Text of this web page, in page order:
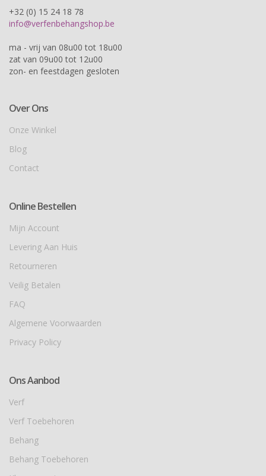
+32 (0) 15 24 18 78
info@verfenbehangshop.be
ma - vrij van 08u00 tot 18u00
zat van 09u00 tot 12u00
zon- en feestdagen gesloten
Over Ons
Onze Winkel
Blog
Contact
Online Bestellen
Mijn Account
Levering Aan Huis
Retourneren
Veilig Betalen
FAQ
Algemene Voorwaarden
Privacy Policy
Ons Aanbod
Verf
Verf Toebehoren
Behang
Behang Toebehoren